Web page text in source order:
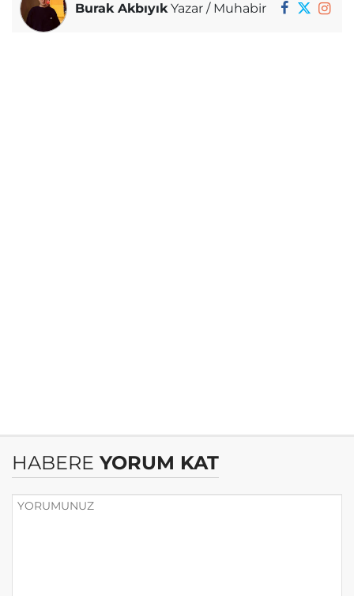
Burak AkbıyıkYazar / Muhabir
HABERE YORUM KAT